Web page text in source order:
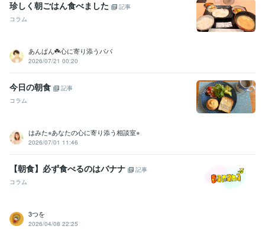
珍しく朝ごはん食べました
記事
コラム
あんぱん☘️心に寄り添うパパ
2026/07/21 00:20
今日の朝食
記事
コラム
はみた⭐︎あなたの心に寄り添う相談室⭐︎
2026/07/01 11:46
【朝食】必ず食べるのはバナナ
記事
コラム
3つを
2026/04/08 22:25